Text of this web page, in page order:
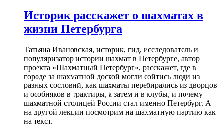
Историк расскажет о шахматах в
жизни Петербурга
Татьяна Ивановская, историк, гид, исследователь и
популяризатор истории шахмат в Петербурге, автор
проекта «Шахматный Петербург», расскажет, где в
городе за шахматной доской могли сойтись люди из
разных сословий, как шахматы перебирались из дворцов
и особняков в трактиры, а затем и в клубы, и почему
шахматной столицей России стал именно Петербург. А
на другой лекции посмотрим на шахматную партию как
на текст.